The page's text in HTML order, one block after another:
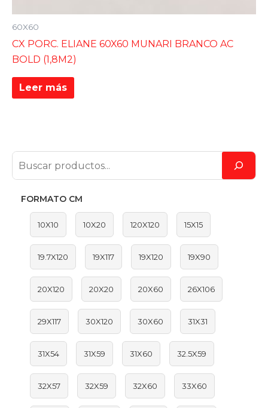
FORMATO CM
10X10 10X20 120X120 15X15
19.7X120 19X117 19X120 19X90
20X120 20X20 20X60 26X106
29X117 30X120 30X60 31X31
31X54 31X59 31X60 32.5X59
32X57 32X59 32X60 33X60
60X60
CX PORC. ELIANE 60X60 MUNARI BRANCO AC
BOLD (1,8M2)
Leer más